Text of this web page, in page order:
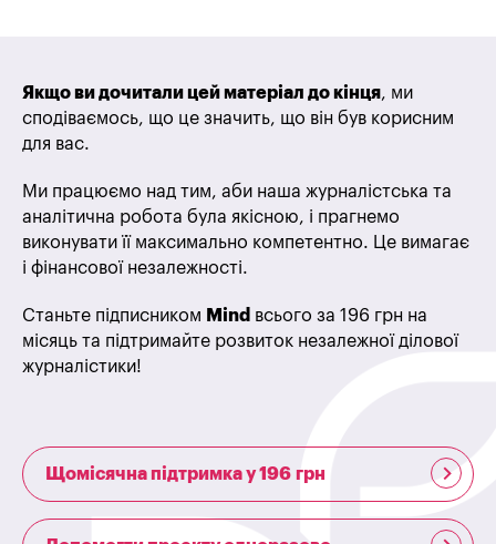
Якщо ви дочитали цей матеріал до кінця, ми
сподіваємось, що це значить, що він був корисним
для вас.
Ми працюємо над тим, аби наша журналістська та
аналітична робота була якісною, і прагнемо
виконувати її максимально компетентно. Це вимагає
і фінансової незалежності.
Станьте підписником Mind всього за 196 грн на
місяць та підтримайте розвиток незалежної ділової
журналістики!
Щомісячна підтримка у 196 грн